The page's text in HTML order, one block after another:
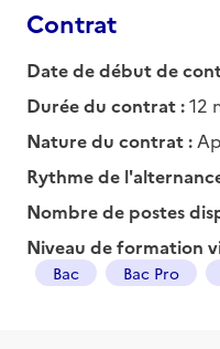
Contrat
Date de début de
Durée du contrat :12
Nature du contrat :
Rythme de
Nombre de postes
Niveau de formation
Bac Bac Pro